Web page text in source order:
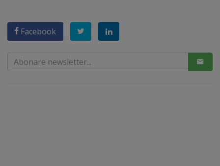
Facebook